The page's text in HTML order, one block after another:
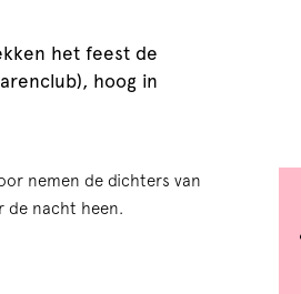
het feest de
hoog in
nemen de dichters van
de nacht heen.